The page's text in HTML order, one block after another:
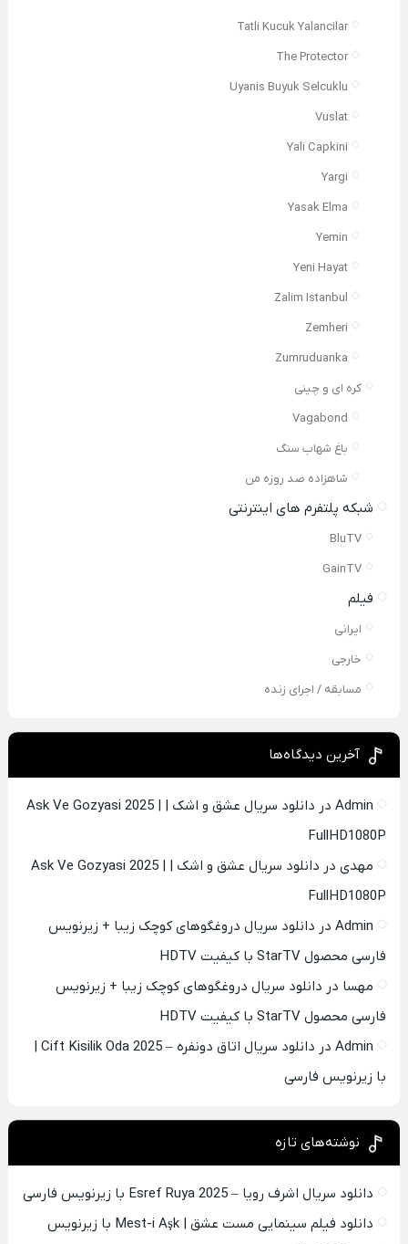
Tatli Kucuk Yalancilar
The Protector
Uyanis Buyuk Selcuklu
Vuslat
Yali Capkini
Yargi
Yasak Elma
Yemin
Yeni Hayat
Zalim Istanbul
Zemheri
Zumruduanka
کره ای و چینی
Vagabond
باغ شهاب سنگ
شاهزاده صد روزه من
شبکه پلتفرم های اینترنتی
BluTV
GainTV
فیلم
ایرانی
خارجی
مسابقه / اجرای زنده
آخرین دیدگاه‌ها
Adminدر
دانلود سریال عشق و اشک | Ask Ve Gozyasi 2025 |
FullHD1080P
مهدیدر
دانلود سریال عشق و اشک | Ask Ve Gozyasi 2025 |
FullHD1080P
Adminدر دانلود سریال دروغگوهای کوچک زیبا + زیرنویس
فارسی محصول StarTV با کیفیت HDTV
مهسا در دانلود سریال دروغگوهای کوچک زیبا + زیرنویس
فارسی محصول StarTV با کیفیت HDTV
Adminدر
دانلود سریال اتاق دونفره – Cift Kisilik Oda 2025 |
با زیرنویس فارسی
نوشته‌های تازه
دانلود سریال اشرف رویا – Esref Ruya 2025 با زیرنویس فارسی
دانلود فیلم سینمایی مست عشق | Mest-i Aşk با زیرنویس